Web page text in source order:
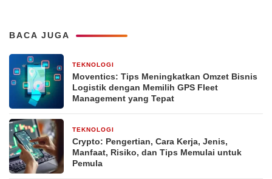
BACA JUGA
TEKNOLOGI
Moventics: Tips Meningkatkan Omzet Bisnis
Logistik dengan Memilih GPS Fleet
Management yang Tepat
TEKNOLOGI
Crypto: Pengertian, Cara Kerja, Jenis,
Manfaat, Risiko, dan Tips Memulai untuk
Pemula